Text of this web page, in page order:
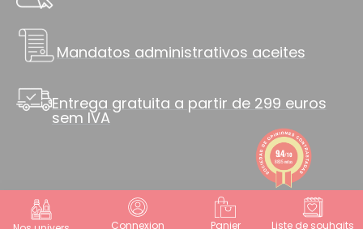
Connexion Panier Liste de souhaits
Mandatos administrativos aceites
Entrega gratuita a partir de 299 euros
sem IVA
9.4/10
8835 notas